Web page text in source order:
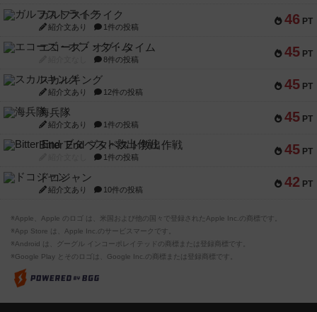
46 PT
ガルフストライク
紹介文あり 1件の投稿
45 PT
エコーズ・オブ・タイム
8件の投稿
45 PT
スカルキング
紹介文あり 12件の投稿
45 PT
海兵隊
紹介文あり 1件の投稿
45 PT
Bitter End ブタペスト救出作戦
1件の投稿
42 PT
ドコジャン
紹介文あり 10件の投稿
※Apple、Apple のロゴ は、米国および他の国々で登録されたApple Inc.の商標です。
※App Store は、Apple Inc.のサービスマークです。
※Android は、グーグル インコーポレイテッドの商標または登録商標です。
※Google Play とそのロゴは、Google Inc.の商標または登録商標です。